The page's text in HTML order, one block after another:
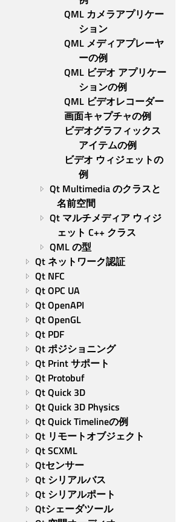
QML カメラアプリケー
ション
QML メディアプレーヤ
ーの例
QML ビデオ アプリケー
ションの例
QML ビデオレコーダー
画面キャプチャの例
ビデオグラフィックス
アイテムの例
ビデオ ウィジェットの
例
Qt Multimedia のクラスと
名前空間
Qt マルチメディア ウィジ
ェット C++ クラス
QML の型
Qt ネットワーク認証
Qt NFC
Qt OPC UA
Qt OpenAPI
Qt OpenGL
Qt PDF
Qt ポジショニング
Qt Print サポート
Qt Protobuf
Qt Quick 3D
Qt Quick 3D Physics
Qt Quick Timelineの例
Qt リモートオブジェクト
Qt SCXML
Qtセンサー
Qt シリアルバス
Qt シリアルポート
Qtシェーダツール